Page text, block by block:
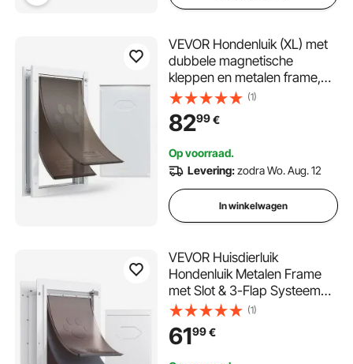
VEVOR Hondenluik (XL) met
dubbele magnetische
kleppen en metalen frame,
weerbestendig kattenluik
voor binnen- en
buitendeuren, kattenluik,
34,61 x 60 cm (breedte x
hoogte) Huisdierluik
(1)
8299€
Op voorraad.
Levering:zodra Wo. Aug. 12
In winkelwagen
VEVOR Huisdierluik
Hondenluik Metalen Frame
met Slot & 3-Flap Systeem
236 x 335 mm,
Weerbestendig Hondenluik
Huisdierluik Geschikt voor
(1)
6199€